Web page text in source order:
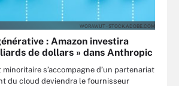
WORAWUT - STOCK.ADOBE.COM
: Amazon investira
de dollars » dans Anthropic
s’accompagne d’un partenariat
du cloud deviendra le fournisseur